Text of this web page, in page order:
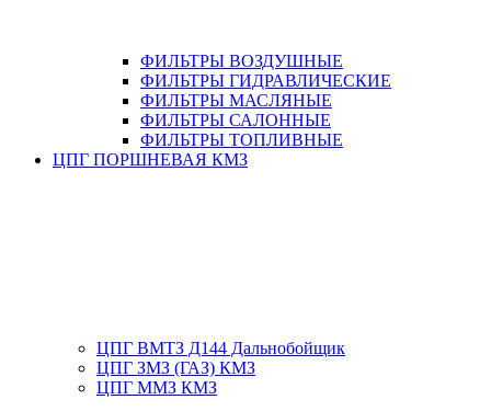
ФИЛЬТРЫ ВОЗДУШНЫЕ
ФИЛЬТРЫ ГИДРАВЛИЧЕСКИЕ
ФИЛЬТРЫ МАСЛЯНЫЕ
ФИЛЬТРЫ САЛОННЫЕ
ФИЛЬТРЫ ТОПЛИВНЫЕ
ЦПГ ПОРШНЕВАЯ КМЗ
ЦПГ ВМТЗ Д144 Дальнобойщик
ЦПГ ЗМЗ (ГАЗ) КМЗ
ЦПГ ММЗ КМЗ